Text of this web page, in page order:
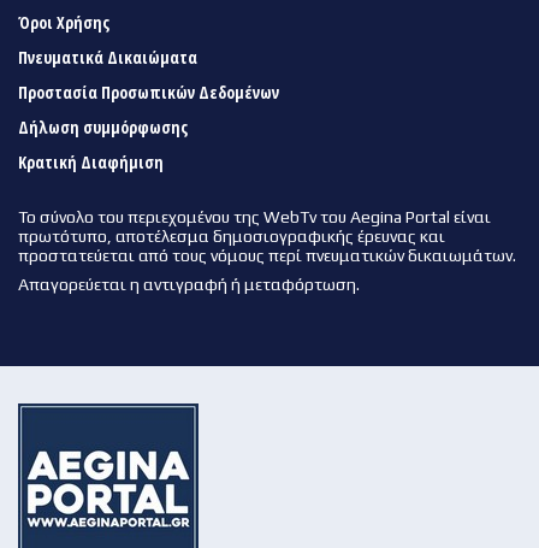
Όροι Χρήσης
Πνευματικά Δικαιώματα
Προστασία Προσωπικών Δεδομένων
Δήλωση συμμόρφωσης
Κρατική Διαφήμιση
Το σύνολο του περιεχομένου της WebTv του Aegina Portal είναι
πρωτότυπο, αποτέλεσμα δημοσιογραφικής έρευνας και
προστατεύεται από τους νόμους περί πνευματικών δικαιωμάτων.
Απαγορεύεται η αντιγραφή ή μεταφόρτωση.